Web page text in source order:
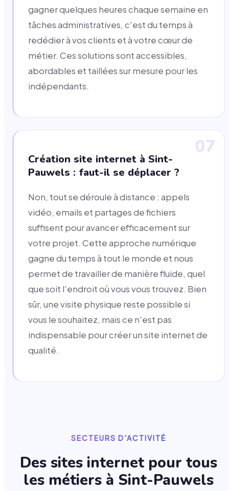
gagner quelques heures chaque semaine en
tâches administratives, c'est du temps à
redédier à vos clients et à votre cœur de
métier. Ces solutions sont accessibles,
abordables et taillées sur mesure pour les
indépendants.
07
Création site internet à Sint-
Pauwels : faut-il se déplacer ?
Non, tout se déroule à distance : appels
vidéo, emails et partages de fichiers
suffisent pour avancer efficacement sur
votre projet. Cette approche numérique
gagne du temps à tout le monde et nous
permet de travailler de manière fluide, quel
que soit l'endroit où vous vous trouvez. Bien
sûr, une visite physique reste possible si
vous le souhaitez, mais ce n'est pas
indispensable pour créer un site internet de
qualité.
SECTEURS D'ACTIVITÉ
Des sites internet pour tous
les métiers à Sint-Pauwels